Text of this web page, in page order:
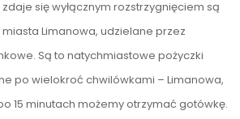
się wyłącznym rozstrzygnięciem są
Limanowa, udzielane przez
Są to natychmiastowe pożyczki
po wielokroć chwilówkami – Limanowa,
15 minutach możemy otrzymać gotówkę.